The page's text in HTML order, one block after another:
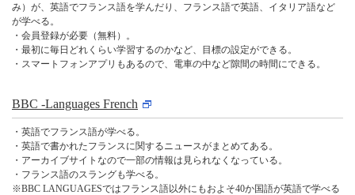
み）が、英語でフランス語を学んだり、フランス語で英語、イタリア語など
が学べる。
・会員登録が必要（無料）。
・最初に毎日どれくらい学習するのかなど、目標の設定ができる。
・スマートフォンアプリもあるので、電車の中など隙間の時間にできる。
BBC -Languages French
・英語でフランス語が学べる。
・英語で書かれたフランスに関するニュースがまとめてある。
・アーカイブサイトなので一部の情報は見られなくなっている。
・フランス語のスラングも学べる。
※BBC LANGUAGESではフランス語以外にもおよそ40か国語が英語で学べる